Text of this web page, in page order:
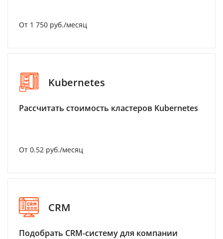
От 1 750 руб./месяц
Kubernetes
Рассчитать стоимость кластеров Kubernetes
От 0.52 руб./месяц
CRM
Подобрать CRM-систему для компании